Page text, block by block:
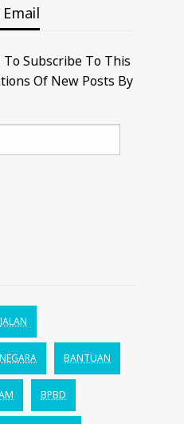
Subscribe To This
Of New Posts By
BANTUAN
BPBD